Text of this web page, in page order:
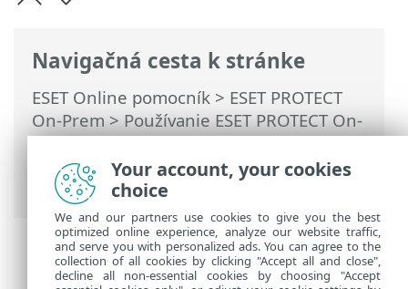
Navigačná cesta k stránke
ESET Online pomocník > ESET PROTECT
On-Prem>Používanie ESET PROTECT On-
Prem>Hlavné menu ESET PROTECT On-
Prem>Viac>Používatelia počítača>
Vytvorenie novej skupiny používateľov
Your account, your cookies
choice
We and our partners use cookies to give you the best
optimized online experience, analyze our website traffic,
and serve you with personalized ads. You can agree to the
collection of all cookies by clicking "Accept all and close",
decline all non-essential cookies by choosing "Accept